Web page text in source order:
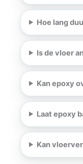
Hoe lang
Is de vloer
Kan epoxy
Laat epoxy
Kan